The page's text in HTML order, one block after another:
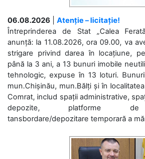
06.08.2026
Atenție – licitație!
Întreprinderea de Stat „Calea
anunță: la 11.08.2026, ora 09.00, va
strigare privind darea în locațiune,
până la 3 ani, a 13 bunuri imobile
tehnologic, expuse în 13 loturi.
mun.Chișinău, mun.Bălți și în
Comrat, includ spații administrative,
depozite, platforme de
tansbordare/depozitare temporară a